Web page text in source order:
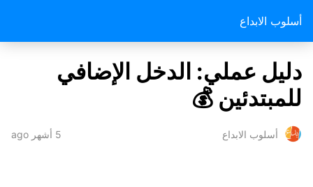
أسلوب الابداع
دليل عملي: الدخل الإضافي
للمبتدئين 💰
أسلوب الابداع 5 أشهر ago